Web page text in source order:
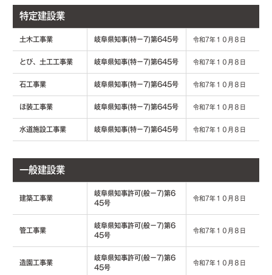
特定建設業
土木工事業 岐阜県知事(特－7)第645号 令和7年１０月８日
とび、土工工事業 岐阜県知事(特－7)第645号 令和7年１０月８日
石工事業 岐阜県知事(特－7)第645号 令和7年１０月８日
ほ装工事業 岐阜県知事(特－7)第645号 令和7年１０月８日
水道施設工事業 岐阜県知事(特－7)第645号 令和7年１０月８日
一般建設業
建築工事業
岐阜県知事許可(般－7)第6
45号
令和7年１０月８日
管工事業
岐阜県知事許可(般－7)第6
45号
令和7年１０月８日
造園工事業
岐阜県知事許可(般－7)第6
45号
令和7年１０月８日